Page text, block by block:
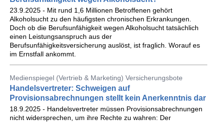
23.9.2025 - Mit rund 1,6 Millionen Betroffenen gehört
Alkoholsucht zu den häufigsten chronischen Erkrankungen.
Doch ob die Berufsunfähigkeit wegen Alkoholsucht tatsächlich
einen Leistungsanspruch aus der
Berufsunfähigkeitsversicherung auslöst, ist fraglich. Worauf es
im Ernstfall ankommt.
Medienspiegel (Vertrieb & Marketing) Versicherungsbote
Handelsvertreter: Schweigen auf
Provisionsabrechnungen stellt kein Anerkenntnis dar
18.9.2025 - Handelsvertreter müssen Provisionsabrechnungen
nicht widersprechen, um ihre Rechte zu wahren: Der